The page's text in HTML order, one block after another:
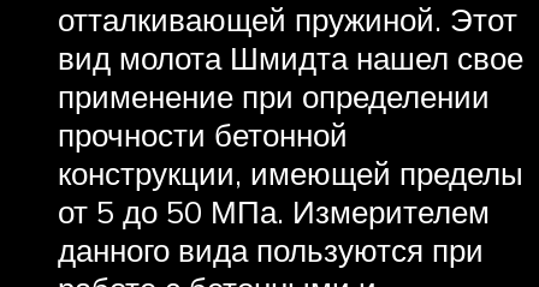
отталкивающей пружиной. Этот
вид молота Шмидта нашел свое
применение при определении
прочности бетонной
конструкции, имеющей пределы
от 5 до 50 МПа. Измерителем
данного вида пользуются при